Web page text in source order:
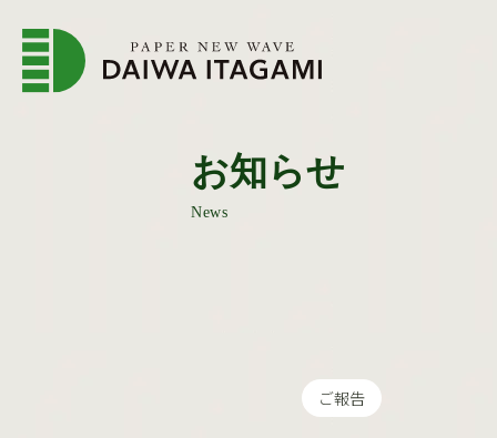
企業情報トップページ
お知らせ
News
ご報告